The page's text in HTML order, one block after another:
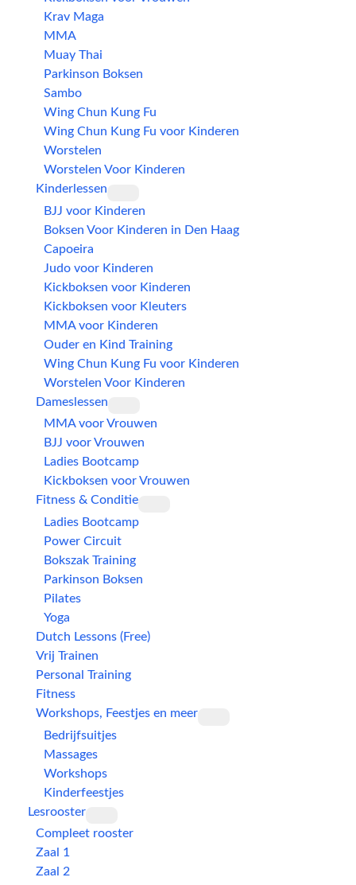
Krav Maga
MMA
Muay Thai
Parkinson Boksen
Sambo
Wing Chun Kung Fu
Wing Chun Kung Fu voor Kinderen
Worstelen
Worstelen Voor Kinderen
Kinderlessen
BJJ voor Kinderen
Boksen Voor Kinderen in Den Haag
Capoeira
Judo voor Kinderen
Kickboksen voor Kinderen
Kickboksen voor Kleuters
MMA voor Kinderen
Ouder en Kind Training
Wing Chun Kung Fu voor Kinderen
Worstelen Voor Kinderen
Dameslessen
MMA voor Vrouwen
BJJ voor Vrouwen
Ladies Bootcamp
Kickboksen voor Vrouwen
Fitness & Conditie
Ladies Bootcamp
Power Circuit
Bokszak Training
Parkinson Boksen
Pilates
Yoga
Dutch Lessons (Free)
Vrij Trainen
Personal Training
Fitness
Workshops, Feestjes en meer
Bedrijfsuitjes
Massages
Workshops
Kinderfeestjes
Lesrooster
Compleet rooster
Zaal 1
Zaal 2